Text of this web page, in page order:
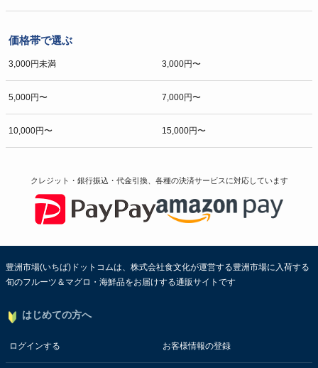
価格帯で選ぶ
3,000円未満 3,000円〜
5,000円〜 7,000円〜
10,000円〜 15,000円〜
クレジット・銀行振込・代金引換、各種の決済サービスに対応しています
豊洲市場(いちば)ドットコムは、株式会社食文化が運営する豊洲市場に入荷する
旬のフルーツ＆マグロ・海鮮品をお届けする通販サイトです
はじめての方へ
ログインする お客様情報の登録